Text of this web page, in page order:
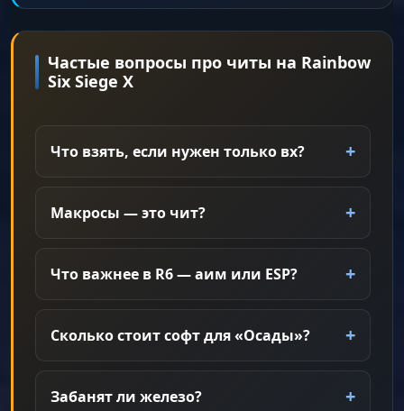
Частые вопросы про читы на Rainbow
Six Siege X
Что взять, если нужен только вх?
Макросы — это чит?
Что важнее в R6 — аим или ESP?
Сколько стоит софт для «Осады»?
Забанят ли железо?